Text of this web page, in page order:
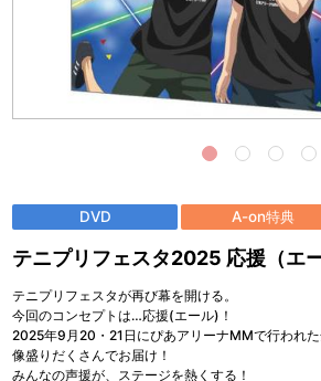
DVD A-on特典
テニプリフェスタ2025 応援（エー
テニプリフェスタが再び幕を開ける。
今回のコンセプトは…応援(エール)！
2025年9月20・21日にぴあアリーナMMで行われ
像盛りだくさんでお届け！
みんなの声援が、ステージを熱くする！